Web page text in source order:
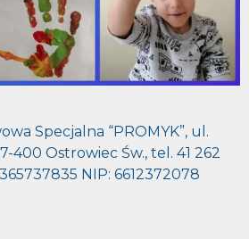
Specjalna “PROMYK”, ul.
400 Ostrowiec Św., tel. 41 262
NIP: 6612372078